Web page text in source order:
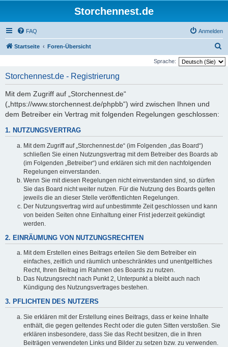
Storchennest.de
FAQ Anmelden
Startseite Foren-Übersicht
u
Sprache:
Storchennest.de - Registrierung
Mit dem Zugriff auf „Storchennest.de“
(„https://www.storchennest.de/phpbb“) wird zwischen Ihnen und
dem Betreiber ein Vertrag mit folgenden Regelungen geschlossen:
1. NUTZUNGSVERTRAG
Mit dem Zugriff auf „Storchennest.de“ (im Folgenden „das Board“)
schließen Sie einen Nutzungsvertrag mit dem Betreiber des Boards ab
(im Folgenden „Betreiber“) und erklären sich mit den nachfolgenden
Regelungen einverstanden.
Wenn Sie mit diesen Regelungen nicht einverstanden sind, so dürfen
Sie das Board nicht weiter nutzen. Für die Nutzung des Boards gelten
jeweils die an dieser Stelle veröffentlichten Regelungen.
Der Nutzungsvertrag wird auf unbestimmte Zeit geschlossen und kann
von beiden Seiten ohne Einhaltung einer Frist jederzeit gekündigt
werden.
2. EINRÄUMUNG VON NUTZUNGSRECHTEN
Mit dem Erstellen eines Beitrags erteilen Sie dem Betreiber ein
einfaches, zeitlich und räumlich unbeschränktes und unentgeltliches
Recht, Ihren Beitrag im Rahmen des Boards zu nutzen.
Das Nutzungsrecht nach Punkt 2, Unterpunkt a bleibt auch nach
Kündigung des Nutzungsvertrages bestehen.
3. PFLICHTEN DES NUTZERS
Sie erklären mit der Erstellung eines Beitrags, dass er keine Inhalte
enthält, die gegen geltendes Recht oder die guten Sitten verstoßen. Sie
erklären insbesondere, dass Sie das Recht besitzen, die in Ihren
Beiträgen verwendeten Links und Bilder zu setzen bzw. zu verwenden.